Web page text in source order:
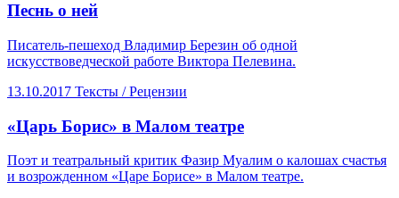
​Песнь о ней
Писатель-пешеход Владимир Березин об одной
искусствоведческой работе Виктора Пелевина.
13.10.2017 Тексты /Рецензии
​«Царь Борис» в Малом театре
Поэт и театральный критик Фазир Муалим о калошах счастья
и возрожденном «Царе Борисе» в Малом театре.